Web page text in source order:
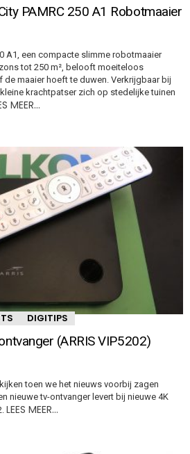
PAMRC 250 A1 Robotmaaier
A1, een compacte slimme robotmaaier
tot 250 m², belooft moeiteloos
maaier hoeft te duwen. Verkrijgbaar bij
krachtpatser zich op stedelijke tuinen
MEER…
DIGITIPS
(ARRIS VIP5202)
toen we het nieuws voorbij zagen
nieuwe tv-ontvanger levert bij nieuwe 4K
LEES MEER…